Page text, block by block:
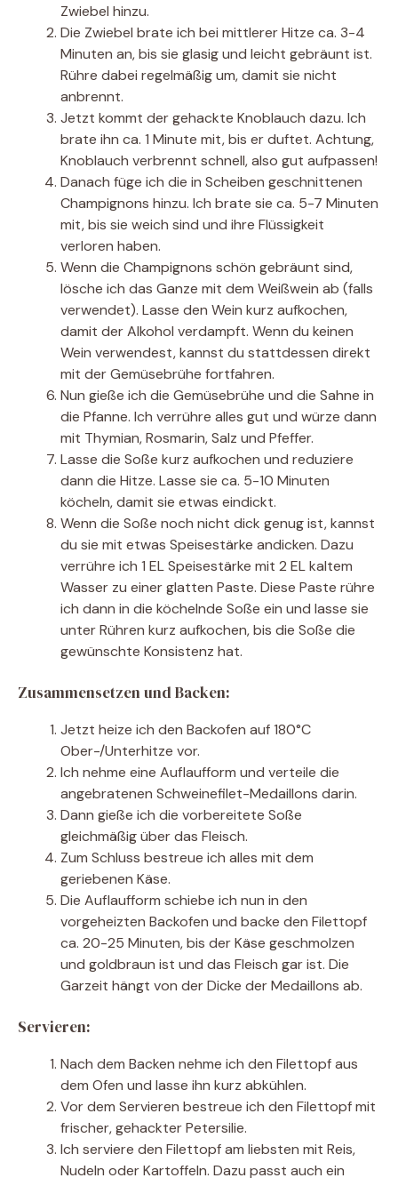
Zwiebel hinzu.
Die Zwiebel brate ich bei mittlerer Hitze ca. 3-4
Minuten an, bis sie glasig und leicht gebräunt ist.
Rühre dabei regelmäßig um, damit sie nicht
anbrennt.
Jetzt kommt der gehackte Knoblauch dazu. Ich
brate ihn ca. 1 Minute mit, bis er duftet. Achtung,
Knoblauch verbrennt schnell, also gut aufpassen!
Danach füge ich die in Scheiben geschnittenen
Champignons hinzu. Ich brate sie ca. 5-7 Minuten
mit, bis sie weich sind und ihre Flüssigkeit
verloren haben.
Wenn die Champignons schön gebräunt sind,
lösche ich das Ganze mit dem Weißwein ab (falls
verwendet). Lasse den Wein kurz aufkochen,
damit der Alkohol verdampft. Wenn du keinen
Wein verwendest, kannst du stattdessen direkt
mit der Gemüsebrühe fortfahren.
Nun gieße ich die Gemüsebrühe und die Sahne in
die Pfanne. Ich verrühre alles gut und würze dann
mit Thymian, Rosmarin, Salz und Pfeffer.
Lasse die Soße kurz aufkochen und reduziere
dann die Hitze. Lasse sie ca. 5-10 Minuten
köcheln, damit sie etwas eindickt.
Wenn die Soße noch nicht dick genug ist, kannst
du sie mit etwas Speisestärke andicken. Dazu
verrühre ich 1 EL Speisestärke mit 2 EL kaltem
Wasser zu einer glatten Paste. Diese Paste rühre
ich dann in die köchelnde Soße ein und lasse sie
unter Rühren kurz aufkochen, bis die Soße die
gewünschte Konsistenz hat.
Zusammensetzen und Backen:
Jetzt heize ich den Backofen auf 180°C
Ober-/Unterhitze vor.
Ich nehme eine Auflaufform und verteile die
angebratenen Schweinefilet-Medaillons darin.
Dann gieße ich die vorbereitete Soße
gleichmäßig über das Fleisch.
Zum Schluss bestreue ich alles mit dem
geriebenen Käse.
Die Auflaufform schiebe ich nun in den
vorgeheizten Backofen und backe den Filettopf
ca. 20-25 Minuten, bis der Käse geschmolzen
und goldbraun ist und das Fleisch gar ist. Die
Garzeit hängt von der Dicke der Medaillons ab.
Servieren:
Nach dem Backen nehme ich den Filettopf aus
dem Ofen und lasse ihn kurz abkühlen.
Vor dem Servieren bestreue ich den Filettopf mit
frischer, gehackter Petersilie.
Ich serviere den Filettopf am liebsten mit Reis,
Nudeln oder Kartoffeln. Dazu passt auch ein